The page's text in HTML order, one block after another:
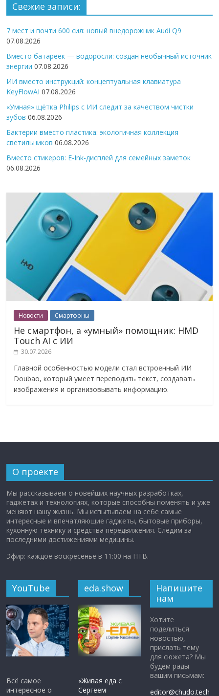
Свежие записи:
7 мест и почти 600 сил: новый внедорожник Audi Q9
07.08.2026
Вместо батареек — водоросли: создан необычный источник
энергии 07.08.2026
ИИ вместо инструкций: концептуальная клавиатура
KeyFlowAI 07.08.2026
«Умная» щётка Philips с ИИ следит за качеством чистки
зубов 06.08.2026
Бактерии вместо пластика: экологичная коллекция
светильников 06.08.2026
Вместо стикеров: E-Ink-дисплей для семейных заметок
06.08.2026
Новости Смартфоны
Не смартфон, а «умный» помощник: HMD
Touch AI с ИИ
30.07.2026
Главной особенностью модели стал встроенный ИИ
Doubao, который умеет переводить текст, создавать
изображения и организовывать информацию.
О проекте
Мы рассказываем о новейших научных разработках,
гаджетах и технологиях, которые способны поменять и уже
меняют нашу жизнь. Мы испытываем на себе самые
интересные и впечатляющие гаджеты, бытовые приборы,
кухонную технику и средства передвижения. Следим за
последними достижениями медицины.
Эфир: каждое воскресенье в 11:00 на НТВ.
YouTube
Всё самое
интересное о
eda.show
«Живая еда с
Сергеем
Напишите
нам
Хотите
поделиться
новостью,
прислать тему
для сюжета? Мы
будем рады
вашим письмам:
editor@chudo.tech